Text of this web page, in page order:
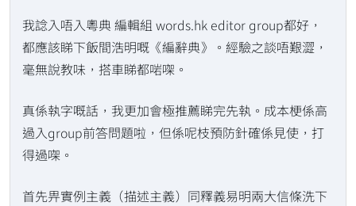
我諗入唔入粵典 編輯組 words.hk editor group都好，
都應該睇下飯間浩明嘅《編辭典》。經驗之談唔艱澀，
毫無說教味，搭車睇都啱㗎。
真係執字嘅話，我更加會極推薦睇完先執。成本梗係高
過入group前答問題啦，但係呢枝預防針確係見使，打
得過㗎。
首先畀實例主義（描述主義）同釋義易明兩大信條洗下